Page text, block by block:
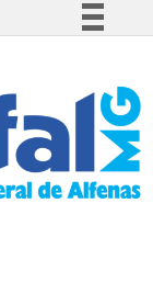
informação